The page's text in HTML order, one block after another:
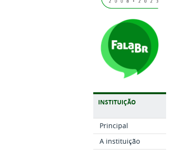
INSTITUIÇÃO
Principal
A instituição